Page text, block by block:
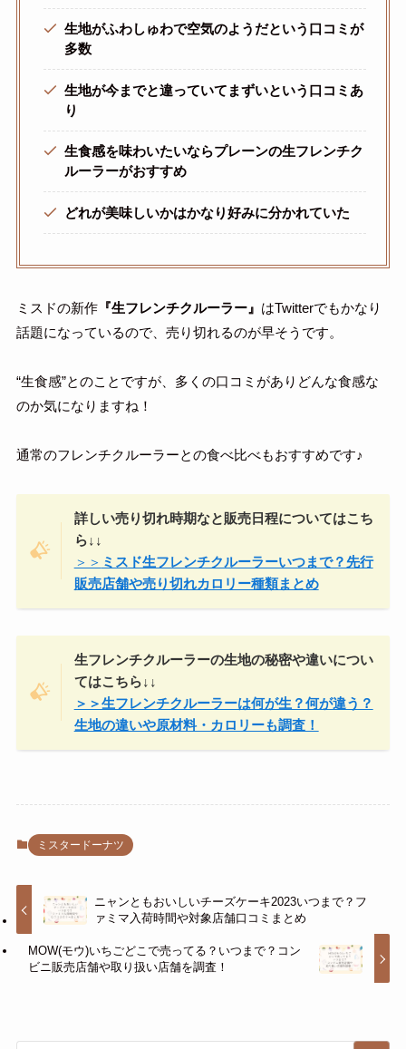
生地がふわしゅわで空気のようだという口コミが
多数
生地が今までと違っていてまずいという口コミあ
り
生食感を味わいたいならプレーンの生フレンチク
ルーラーがおすすめ
どれが美味しいかはかなり好みに分かれていた
ミスドの新作『生フレンチクルーラー』 はTwitterでもかなり
話題になっているので、売り切れるのが早そうです。
“生食感”とのことですが、多くの口コミがありどんな食感な
のか気になりますね！
通常のフレンチクルーラーとの食べ比べもおすすめです♪
詳しい売り切れ時期なと販売日程についてはこち
ら↓↓
＞＞ ミスド生フレンチクルーラーいつまで？先行
販売店舗や売り切れカロリー種類まとめ
生フレンチクルーラーの生地の秘密や違いについ
てはこちら↓↓
＞＞生フレンチクルーラーは何が生？何が違う？
生地の違いや原材料・カロリーも調査！
ミスタードーナツ
ニャンともおいしいチーズケーキ2023いつまで？フ
ァミマ入荷時間や対象店舗口コミまとめ
MOW(モウ)いちごどこで売ってる？いつまで？コン
ビニ販売店舗や取り扱い店舗を調査！